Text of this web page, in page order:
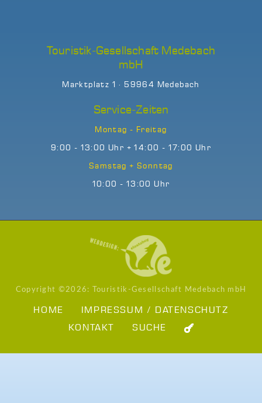
Touristik-Gesellschaft Medebach
mbH
Marktplatz 1 · 59964 Medebach
Service-Zeiten
Montag - Freitag
9:00 - 13:00 Uhr + 14:00 - 17:00 Uhr
Samstag + Sonntag
10:00 - 13:00 Uhr
Copyright ©2026: Touristik-Gesellschaft Medebach mbH
HOME
IMPRESSUM / DATENSCHUTZ
KONTAKT
SUCHE